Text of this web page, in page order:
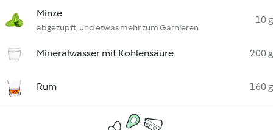
Minze
abgezupft, und etwas mehr zum Garnieren
10 g
Mineralwasser mit Kohlensäure 200 g
Rum 160 g